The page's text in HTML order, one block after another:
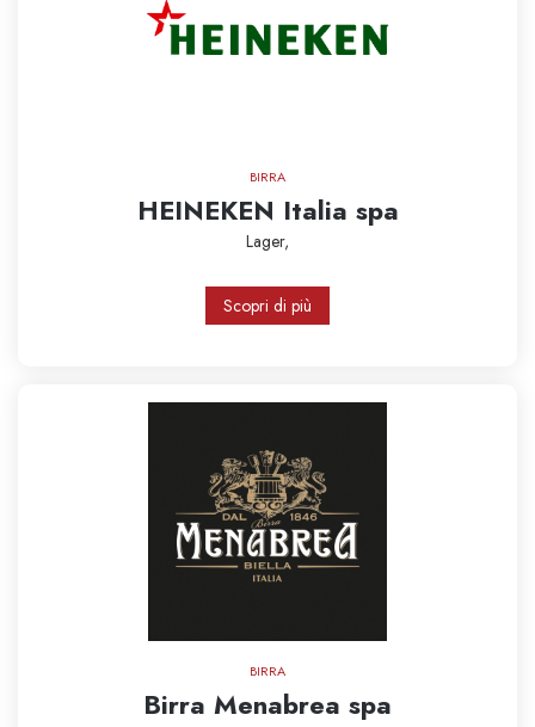
BIRRA
HEINEKEN Italia spa
Lager,
Scopri di più
BIRRA
Birra Menabrea spa